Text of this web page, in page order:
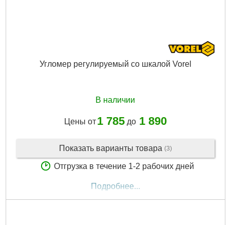
Угломер регулируемый со шкалой Vorel
В наличии
Цены от 1 785до 1 890
Показать варианты товара (3)
Отгрузка в течение 1-2 рабочих дней
Подробнее...